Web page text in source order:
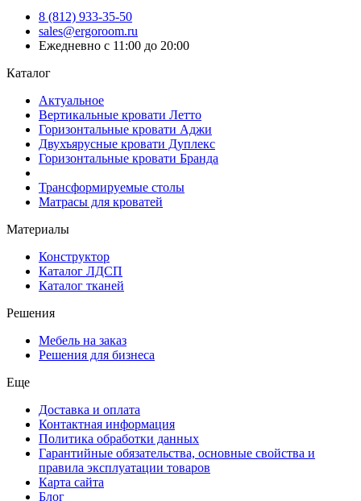
8 (812) 933-35-50
sales@ergoroom.ru
Ежедневно с 11:00 до 20:00
Каталог
Актуальное
Вертикальные кровати Летто
Горизонтальные кровати Аджи
Двухъярусные кровати Дуплекс
Горизонтальные кровати Бранда
Трансформируемые столы
Матрасы для кроватей
Материалы
Конструктор
Каталог ЛДСП
Каталог тканей
Решения
Мебель на заказ
Решения для бизнеса
Еще
Доставка и оплата
Контактная информация
Политика обработки данных
Гарантийные обязательства, основные свойства и
правила эксплуатации товаров
Карта сайта
Блог